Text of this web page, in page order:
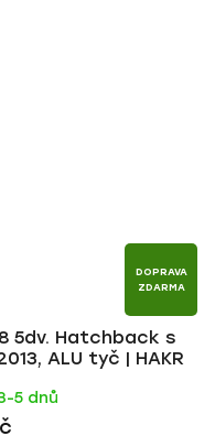
DOPRAVA
ZDARMA
5dv. Hatchback s
ALU tyč | HAKR
5 dnů